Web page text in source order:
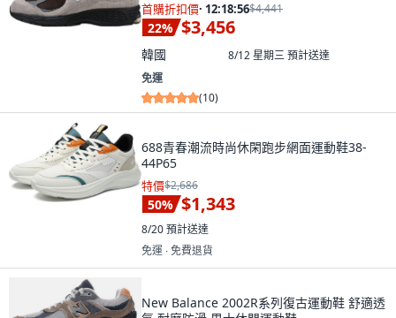
首購折扣價· 12:18:55$4,441
22% $3,456
韓國 8/12 星期三預計送達
免運
(10)
688青春潮流時尚休閑跑步網面運動鞋38-
44P65
特價$2,686
50% $1,343
8/20預計送達
免運 ∙ 免費退貨
New Balance 2002R系列復古運動鞋 舒適透